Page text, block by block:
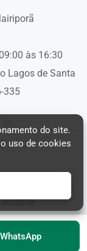
do site.
uso de cookies
às 16:30
Lagos de Santa
335
reservados.
WhatsApp